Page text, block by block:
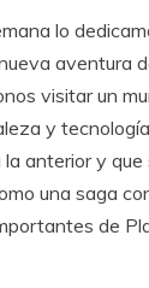
lo
aventura
visitar un
y
anterior y que
una saga
de